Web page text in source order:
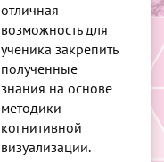
отличная
возможность для
ученика закрепить
полученные
знания на основе
методики
когнитивной
визуализации.